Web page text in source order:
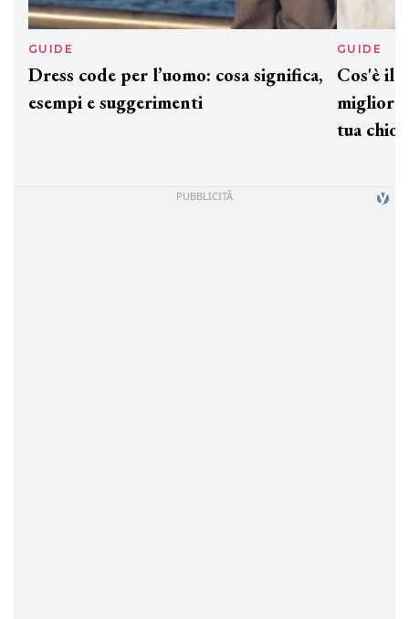
GUIDE
Dress code per l’uomo: cosa significa,
esempi e suggerimenti
GUIDE
tua